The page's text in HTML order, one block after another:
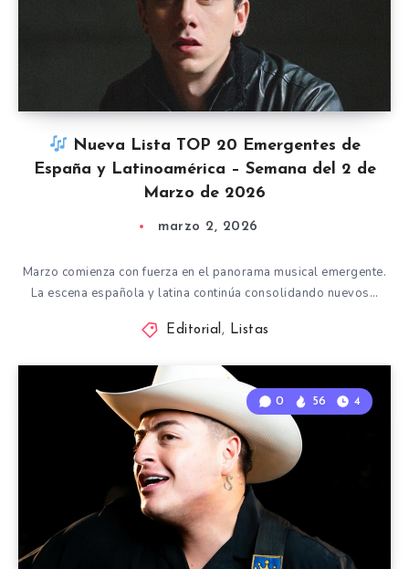
Nueva Lista TOP 20 Emergentes de
España y Latinoamérica – Semana del 2 de
Marzo de 2026
marzo 2, 2026
Marzo comienza con fuerza en el panorama musical emergente.
La escena española y latina continúa consolidando nuevos…
Editorial, Listas
0 56 4